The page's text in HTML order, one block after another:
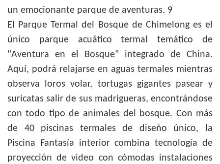
El Parque Termal del Bosque de Chimelong es el
único parque acuático termal temático de
"Aventura en el Bosque" integrado de China.
Aquí, podrá relajarse en aguas termales mientras
observa loros volar, tortugas gigantes pasear y
suricatas salir de sus madrigueras, encontrándose
con todo tipo de animales del bosque. Con más
de 40 piscinas termales de diseño único, la
Piscina Fantasía interior combina tecnología de
proyección de video con cómodas instalaciones